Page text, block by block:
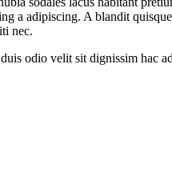
a adipiscing. A blandit
nec.
odio velit sit dignissim hac